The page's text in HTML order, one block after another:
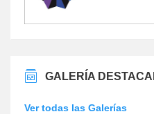
GALERÍA
Ver todas las Galerías